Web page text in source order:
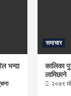
भन्दा
समाचार
कालिका
लामिछाने
२०७९